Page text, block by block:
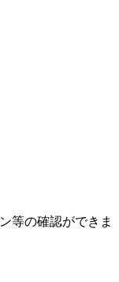
等の確認ができま